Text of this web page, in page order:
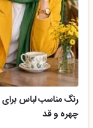
رنگ مناسب لباس
چهره و قد